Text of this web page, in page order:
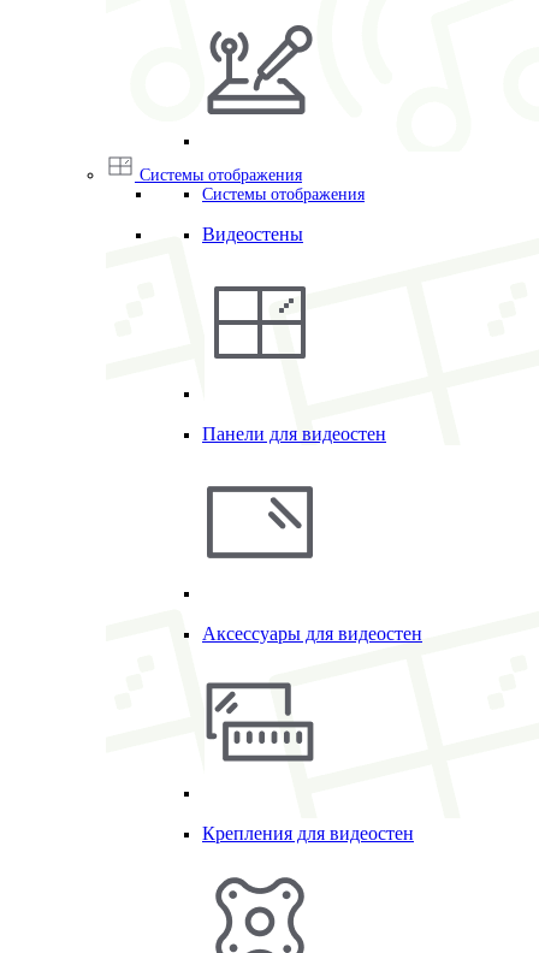
Системы отображения
Системы отображения
Видеостены
Панели для видеостен
Аксессуары для видеостен
Крепления для видеостен